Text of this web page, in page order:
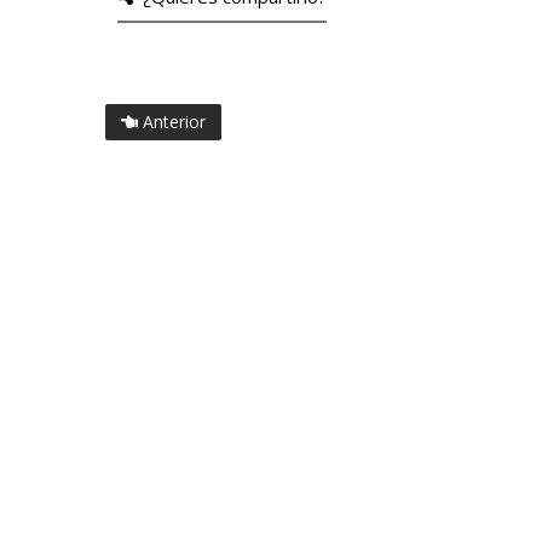
Anterior